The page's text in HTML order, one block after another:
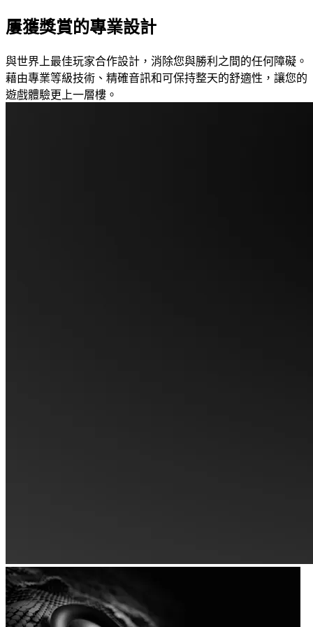
屢獲獎賞的專業設計
與世界上最佳玩家合作設計，消除您與勝利之間的任何障礙。
藉由專業等級技術、精確音訊和可保持整天的舒適性，讓您的
遊戲體驗更上一層樓。